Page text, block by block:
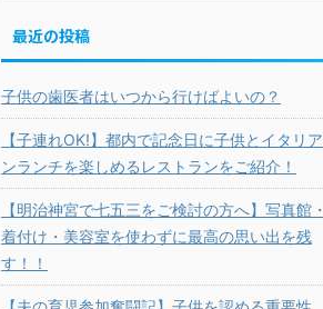
最近の投稿
子供の歯医者はいつから行けばよいの？
【子連れOK!】都内で記念日に子供とイタリア
ンランチを楽しめるレストランをご紹介！
【明治神宮で七五三をご検討の方へ】写真館・
着付け・美容室を使わずに最高の思い出を残
す！！